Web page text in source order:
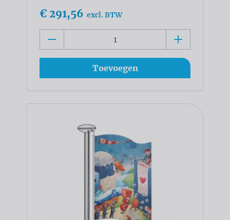
€ 291,56 excl. BTW
Toevoegen